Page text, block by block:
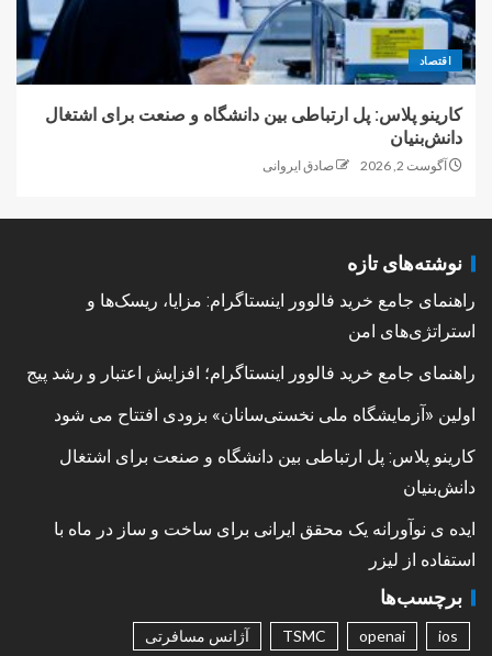
اقتصاد
کارینو پلاس: پل ارتباطی بین دانشگاه و صنعت برای اشتغال
دانش‌بنیان
آگوست 2, 2026 صادق ایروانی
نوشته‌های تازه
راهنمای جامع خرید فالوور اینستاگرام: مزایا، ریسک‌ها و
استراتژی‌های امن
راهنمای جامع خرید فالوور اینستاگرام؛ افزایش اعتبار و رشد پیج
اولین «آزمایشگاه ملی نخستی‌سانان» بزودی افتتاح می شود
کارینو پلاس: پل ارتباطی بین دانشگاه و صنعت برای اشتغال
دانش‌بنیان
ایده ی نوآورانه یک محقق ایرانی برای ساخت و ساز در ماه با
استفاده از لیزر
برچسب‌ها
ios
openai
TSMC
آژانس مسافرتی